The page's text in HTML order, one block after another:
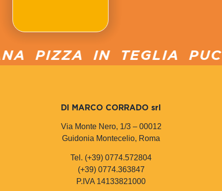
PIZZA IN TEGLIA
DI MARCO CORRADO srl
Via Monte Nero, 1/3 – 00012
Guidonia Montecelio, Roma
Tel. (+39) 0774.572804
(+39) 0774.363847
P.IVA 14133821000